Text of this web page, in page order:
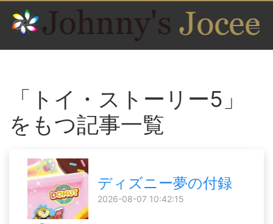
「トイ・ストーリー5」
をもつ記事一覧
ディズニー夢の付録
2026-08-07 10:42:15